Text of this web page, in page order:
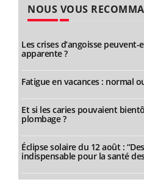
NOUS VOUS
Les crises d’angoisse
apparente ?
Fatigue en vacances : normal
Et si les caries pouvaient
plombage ?
Éclipse solaire du 12 août :
indispensable pour la santé